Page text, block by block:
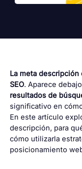
La meta
SEO. Aparece
resultados de
significativo en
En este artículo
descripción, para
cómo utilizarla
posicionamiento